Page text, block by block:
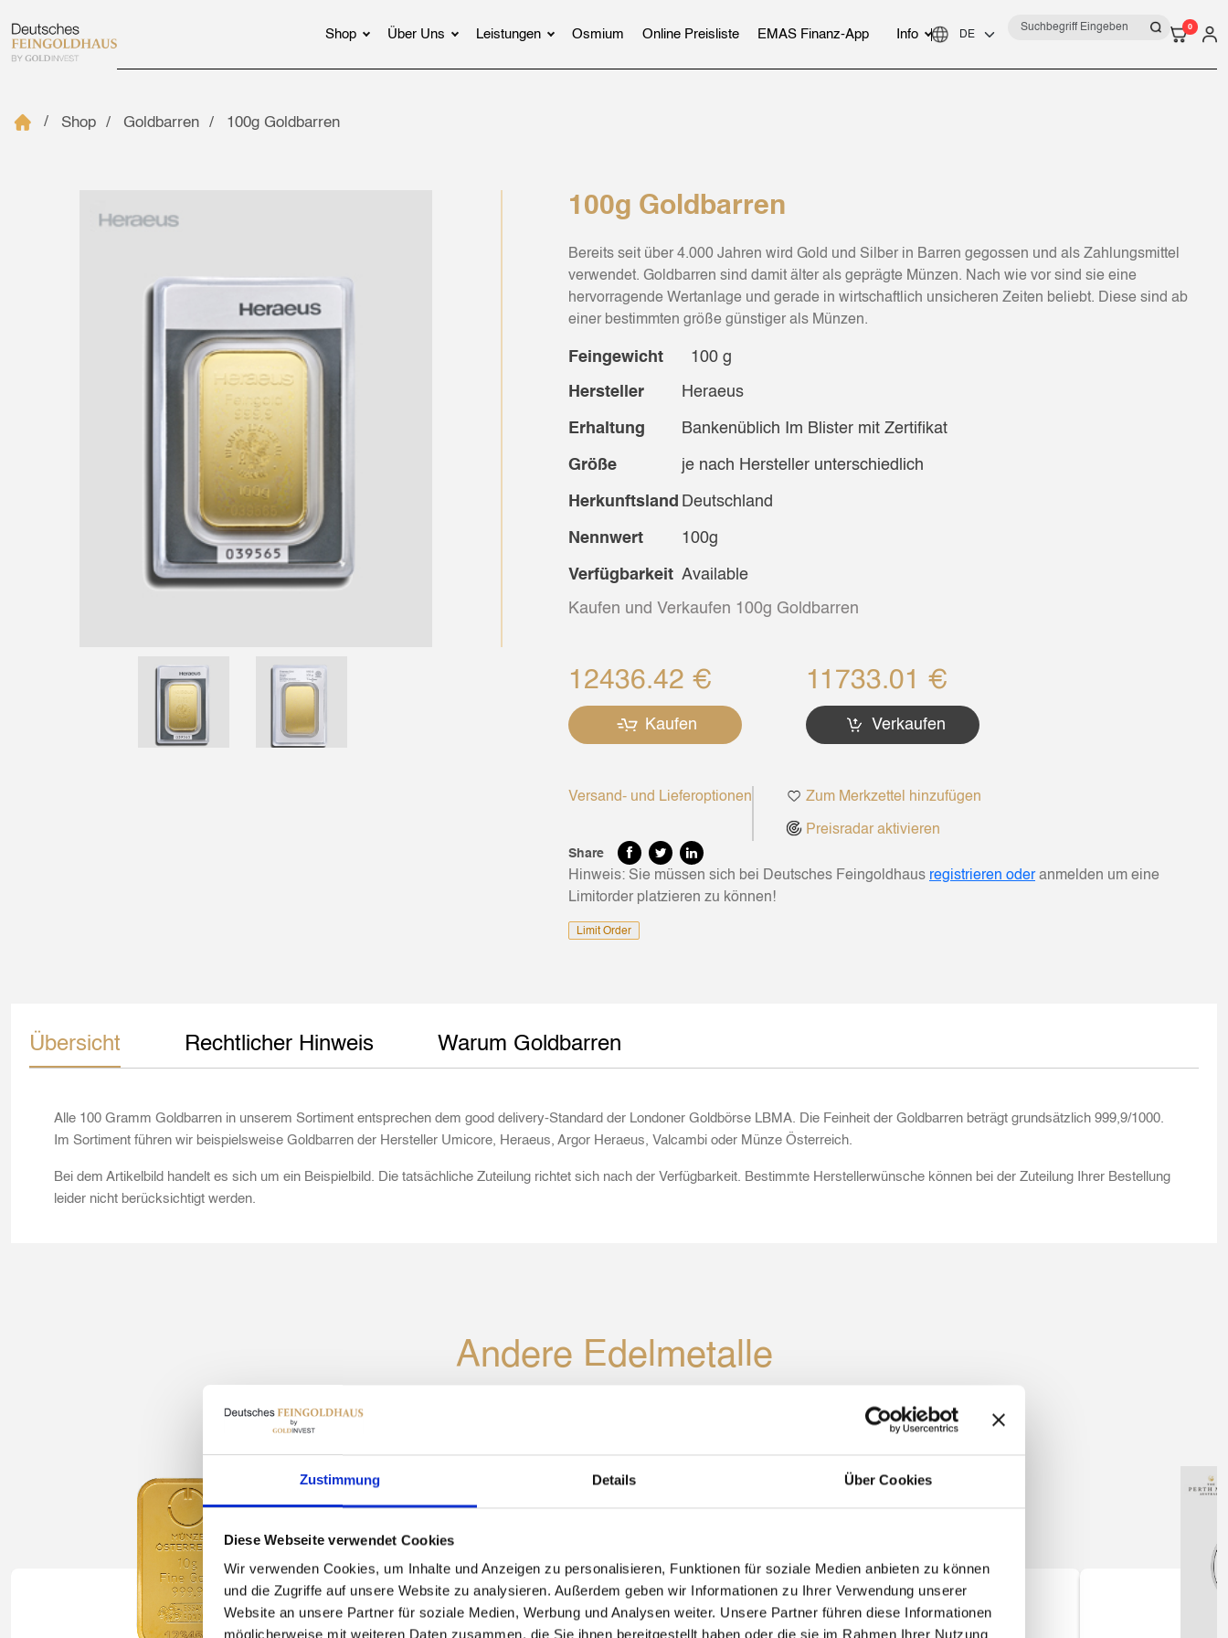
Zustimmung Details Über Cookies
Diese Webseite verwendet Cookies
Wir verwenden Cookies, um Inhalte und Anzeigen zu personalisieren, Funktionen für soziale Medien anbieten zu können
und die Zugriffe auf unsere Website zu analysieren. Außerdem geben wir Informationen zu Ihrer Verwendung unserer
Website an unsere Partner für soziale Medien, Werbung und Analysen weiter. Unsere Partner führen diese Informationen
möglicherweise mit weiteren Daten zusammen, die Sie ihnen bereitgestellt haben oder die sie im Rahmen Ihrer Nutzung
Shop Über Uns Leistungen Osmium Online Preisliste EMAS Finanz-App Info
0
Shop Goldbarren 100g Goldbarren
100g Goldbarren
Bereits seit über 4.000 Jahren wird Gold und Silber in Barren gegossen und als Zahlungsmittel
verwendet. Goldbarren sind damit älter als geprägte Münzen. Nach wie vor sind sie eine
hervorragende Wertanlage und gerade in wirtschaftlich unsicheren Zeiten beliebt. Diese sind ab
einer bestimmten größe günstiger als Münzen.
Feingewicht 100 g
Hersteller Heraeus
Erhaltung Bankenüblich Im Blister mit Zertifikat
Größe je nach Hersteller unterschiedlich
Herkunftsland Deutschland
Nennwert 100g
Verfügbarkeit Available
Kaufen und Verkaufen 100g Goldbarren
12436.42 €
Kaufen
11733.01 €
Verkaufen
Versand- und Lieferoptionen Zum Merkzettel hinzufügen
Preisradar aktivieren
Share
Hinweis: Sie müssen sich bei Deutsches Feingoldhaus registrieren oderanmelden um eine
Limitorder platzieren zu können!
Limit Order
Übersicht Rechtlicher Hinweis Warum Goldbarren
Alle 100 Gramm Goldbarren in unserem Sortiment entsprechen dem good delivery-Standard der Londoner Goldbörse LBMA. Die Feinheit der Goldbarren beträgt grundsätzlich 999,9/1000.
Im Sortiment führen wir beispielsweise Goldbarren der Hersteller Umicore, Heraeus, Argor Heraeus, Valcambi oder Münze Österreich.
Bei dem Artikelbild handelt es sich um ein Beispielbild. Die tatsächliche Zuteilung richtet sich nach der Verfügbarkeit. Bestimmte Herstellerwünsche können bei der Zuteilung Ihrer Bestellung
leider nicht berücksichtigt werden.
Andere Edelmetalle